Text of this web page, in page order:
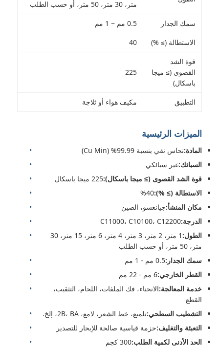
متر، 30 متر، 50 متر، أو حسب الطلب
سمك الجدار 0.5 مم ~ 1 مم
الاستطالة (≥ %) 40
قوة الشد
القصوى (≥ ميجا
باسكال)
225
التطبيق مكيف هواء أو ثلاجة
الميزات الرئيسية
المادة:نحاس نقي بنسبة 99.99% (Cu Min)
السبائك:غير سبائكي
قوة الشد القصوى (≥ ميجا باسكال):225 ميجا باسكال
الاستطالة (≥ %):40%
مكان المنشأ:جيانغسو، الصين
الدرجة:C11000، C10100، C12200
الطول:
1 متر، 2 متر، 3 متر، 4 متر، 6 متر، 15 متر، 30
متر، 50 متر، أو حسب الطلب
سمك الجدار:0.5 مم - 1 مم
القطر الخارجي:6 مم - 22 مم
خدمة المعالجة:الانحناء، فك الملفات، اللحام، التثقيب،
القطع
التشطيب السطحي:تلميع، خط الشعر، لامع، 2B، BA، إلخ.
التعبئة والتغليف:حزمة قياسية صالحة للإبحار للتصدير
الحد الأدنى لكمية الطلب:300 كجم